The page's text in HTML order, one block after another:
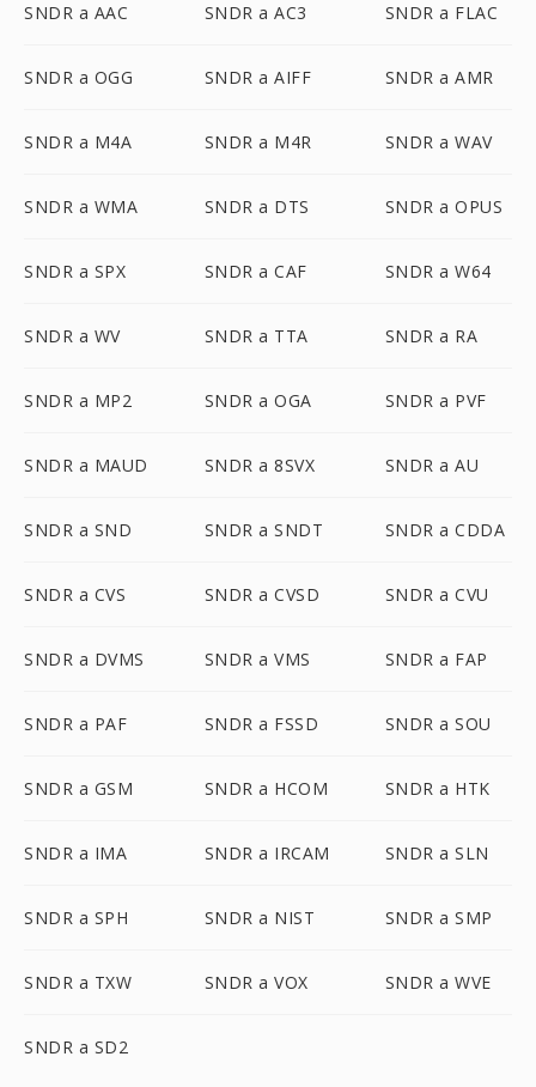
SNDR a AAC SNDR a AC3 SNDR a FLAC
SNDR a OGG SNDR a AIFF SNDR a AMR
SNDR a M4A SNDR a M4R SNDR a WAV
SNDR a WMA SNDR a DTS SNDR a OPUS
SNDR a SPX SNDR a CAF SNDR a W64
SNDR a WV SNDR a TTA SNDR a RA
SNDR a MP2 SNDR a OGA SNDR a PVF
SNDR a MAUD SNDR a 8SVX SNDR a AU
SNDR a SND SNDR a SNDT SNDR a CDDA
SNDR a CVS SNDR a CVSD SNDR a CVU
SNDR a DVMS SNDR a VMS SNDR a FAP
SNDR a PAF SNDR a FSSD SNDR a SOU
SNDR a GSM SNDR a HCOM SNDR a HTK
SNDR a IMA SNDR a IRCAM SNDR a SLN
SNDR a SPH SNDR a NIST SNDR a SMP
SNDR a TXW SNDR a VOX SNDR a WVE
SNDR a SD2